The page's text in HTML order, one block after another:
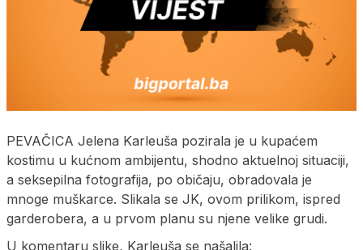
PEVAČICA Jelena Karleuša pozirala je u kupaćem
kostimu u kućnom ambijentu, shodno aktuelnoj situaciji,
a seksepilna fotografija, po običaju, obradovala je
mnoge muškarce. Slikala se JK, ovom prilikom, ispred
garderobera, a u prvom planu su njene velike grudi.
U komentaru slike, Karleuša se našalila: